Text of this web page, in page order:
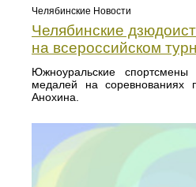
Челябинские Новости
Челябинские
на всероссийском
Южноуральские спортсмены
медалей на соревнованиях
Анохина.